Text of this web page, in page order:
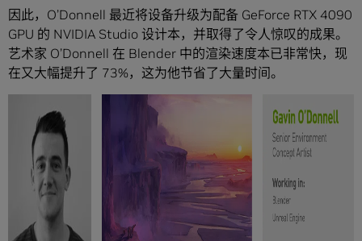
因此，O’Donnell 最近将设备升级为配备 GeForce RTX 4090
GPU 的 NVIDIA Studio 设计本，并取得了令人惊叹的成果。
艺术家 O’Donnell 在 Blender 中的渲染速度本已非常快，现
在又大幅提升了 73%，这为他节省了大量时间。